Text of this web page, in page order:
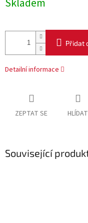
cena:
Přidat
Detailní informace
ZEPTAT SE HLÍDAT
Související